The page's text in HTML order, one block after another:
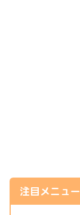
注目メニュー